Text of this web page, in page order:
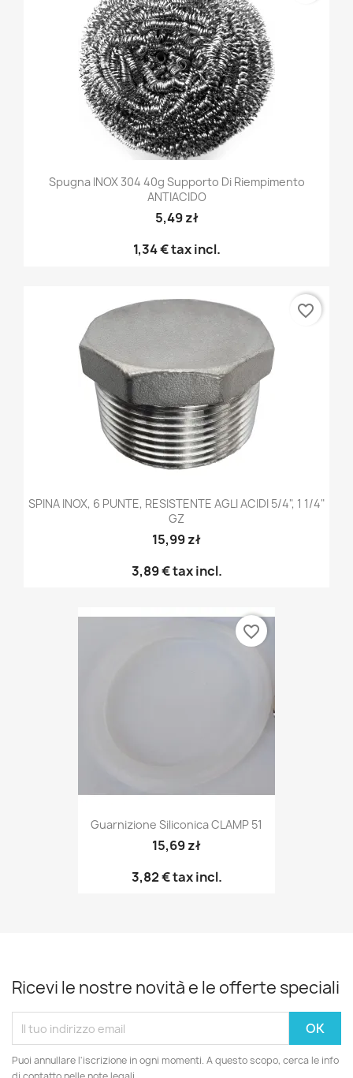
Spugna INOX 304 40g Supporto Di Riempimento
ANTIACIDO
5,49 zł
1,34 €tax incl.
SPINA INOX, 6 PUNTE, RESISTENTE AGLI ACIDI 5/4", 1 1/4"
GZ
15,99 zł
3,89 €tax incl.
favorite_border
Guarnizione Siliconica CLAMP 51
15,69 zł
3,82 €tax incl.
favorite_border
Ricevi le nostre novità e le offerte speciali
Puoi annullare l'iscrizione in ogni momenti. A questo scopo, cerca le info